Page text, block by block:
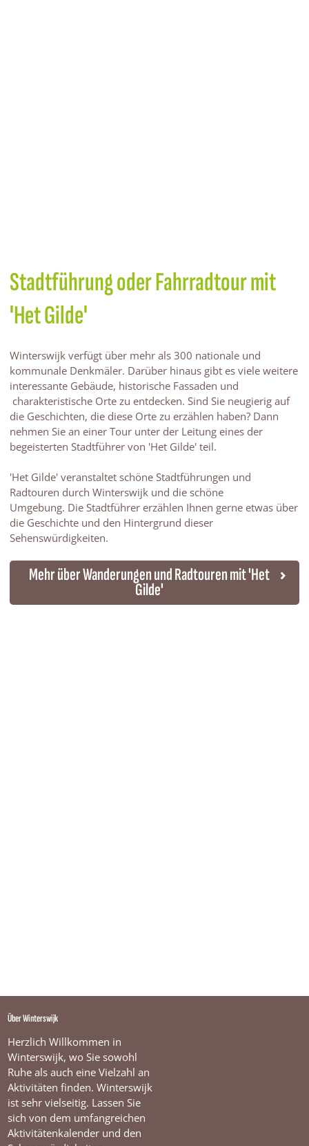
Stadtführung oder Fahrradtour mit
'Het Gilde'
Winterswijk verfügt über mehr als 300 nationale und
kommunale Denkmäler. Darüber hinaus gibt es viele weitere
interessante Gebäude, historische Fassaden und
charakteristische Orte zu entdecken. Sind Sie neugierig auf
die Geschichten, die diese Orte zu erzählen haben? Dann
nehmen Sie an einer Tour unter der Leitung eines der
begeisterten Stadtführer von 'Het Gilde' teil.
'Het Gilde' veranstaltet schöne Stadtführungen und
Radtouren durch Winterswijk und die schöne
Umgebung. Die Stadtführer erzählen Ihnen gerne etwas über
die Geschichte und den Hintergrund dieser
Sehenswürdigkeiten.
Mehr über Wanderungen und Radtouren mit 'Het
Gilde'
Über Winterswijk
Herzlich Willkommen in
Winterswijk, wo Sie sowohl
Ruhe als auch eine Vielzahl an
Aktivitäten finden. Winterswijk
ist sehr vielseitig. Lassen Sie
sich von dem umfangreichen
Aktivitätenkalender und den